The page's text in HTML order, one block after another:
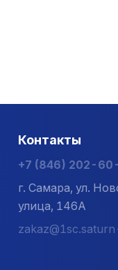
Контакты
+7 (846) 202-
г. Самара, ул.
улица, 146А